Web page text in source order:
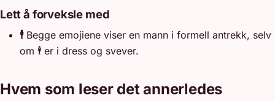
Lett å forveksle med
🕴️Begge emojiene viser en mann i formell antrekk, selv
om 🕴️ er i dress og svever.
Hvem som leser det annerledes